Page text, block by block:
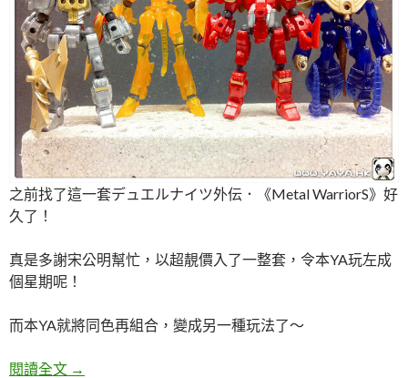
之前找了這一套デュエルナイツ外伝．《Metal WarriorS》好
久了！
真是多謝宋公明幫忙，以超靚價入了一整套，令本YA玩左成
個星期呢！
而本YA就將同色再組合，變成另一種玩法了～
閱讀全文 亂砌デュエルナイツ外伝Metal WarriorS+2週雜記
→